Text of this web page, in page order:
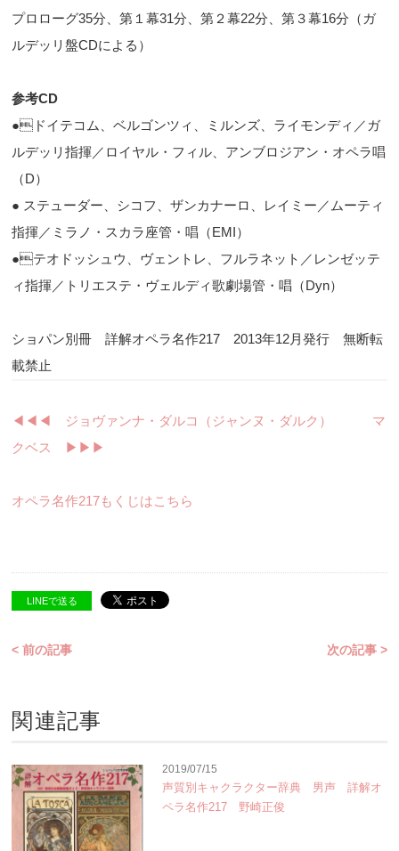
プロローグ35分、第１幕31分、第２幕22分、第３幕16分（ガ
ルデッリ盤CDによる）
参考CD
●ドイテコム、ベルゴンツィ、ミルンズ、ライモンディ／ガ
ルデッリ指揮／ロイヤル・フィル、アンブロジアン・オペラ唱
（D）
● ステューダー、シコフ、ザンカナーロ、レイミー／ムーティ
指揮／ミラノ・スカラ座管・唱（EMI）
●テオドッシュウ、ヴェントレ、フルラネット／レンゼッテ
ィ指揮／トリエステ・ヴェルディ歌劇場管・唱（Dyn）
ショパン別冊 詳解オペラ名作217 2013年12月発行 無断転
載禁止
◀︎◀︎◀︎ ジョヴァンナ・ダルコ（ジャンヌ・ダルク）
マ
クベス ▶︎▶︎▶︎
オペラ名作217もくじはこちら
LINEで送る
< 前の記事 次の記事 >
関連記事
2019/07/15
声質別キャクラクター辞典 男声 詳解オ
ペラ名作217 野崎正俊